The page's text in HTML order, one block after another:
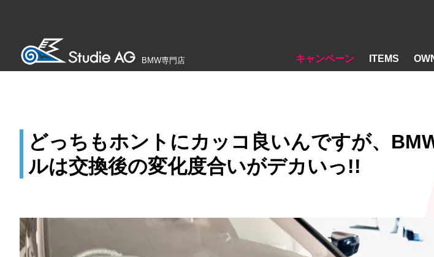
BMW専門店 キャンペーン ITEMS
どっちもホントにカッコ良いんですが、
ルは交換後の変化度合いがデカいっ!!